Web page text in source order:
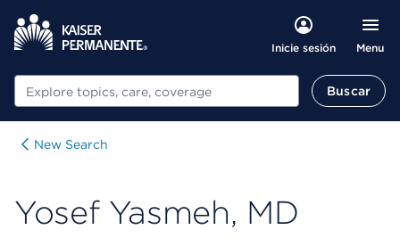
Inicie sesión Menu
Buscar Buscar
New Search
Yosef Yasmeh, MD